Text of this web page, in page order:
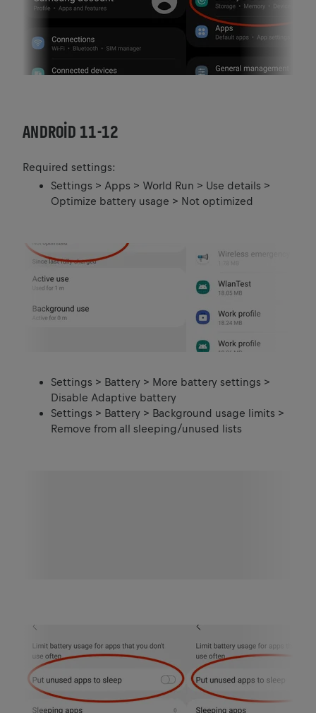
ANDROID 11-12
Required settings:
Settings > Apps > World Run > Use details >
Optimize battery usage > Not optimized
Settings > Battery > More battery settings >
Disable Adaptive battery
Settings > Battery > Background usage limits >
Remove from all sleeping/unused lists